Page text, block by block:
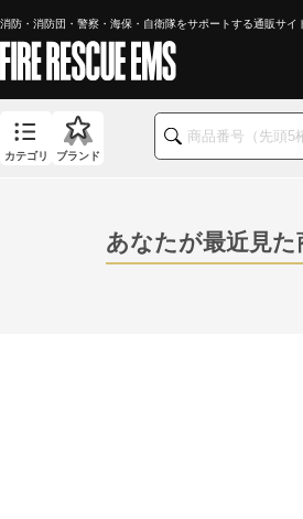
消防・消防団・警察・海保・自衛隊をサポートする通販サイ
カテゴリ ブランド
あなたが最近見た